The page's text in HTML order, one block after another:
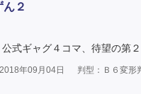
２
式ギャグ４コマ、待望の第
年09月04日 判型：Ｂ６変形